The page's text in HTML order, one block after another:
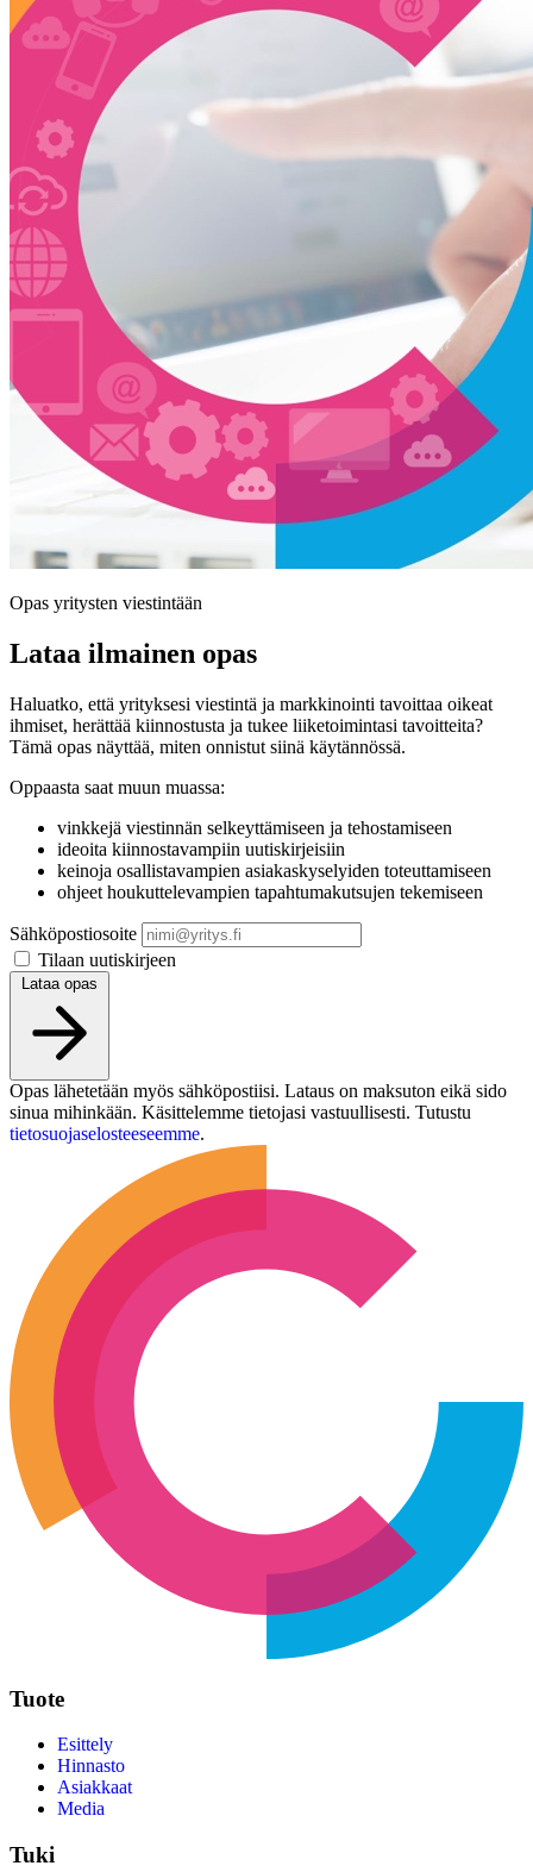
Opas yritysten viestintään
Lataa ilmainen opas
Haluatko, että yrityksesi viestintä ja markkinointi tavoittaa oikeat
ihmiset, herättää kiinnostusta ja tukee liiketoimintasi tavoitteita?
Tämä opas näyttää, miten onnistut siinä käytännössä.
Oppaasta saat muun muassa:
vinkkejä viestinnän selkeyttämiseen ja tehostamiseen
ideoita kiinnostavampiin uutiskirjeisiin
keinoja osallistavampien asiakaskyselyiden toteuttamiseen
ohjeet houkuttelevampien tapahtumakutsujen tekemiseen
Sähköpostiosoite
Tilaan uutiskirjeen
Lataa opas
Opas lähetetään myös sähköpostiisi. Lataus on maksuton eikä sido
sinua mihinkään. Käsittelemme tietojasi vastuullisesti. Tutustu
tietosuojaselosteeseemme.
Tuote
Esittely
Hinnasto
Asiakkaat
Media
Tuki